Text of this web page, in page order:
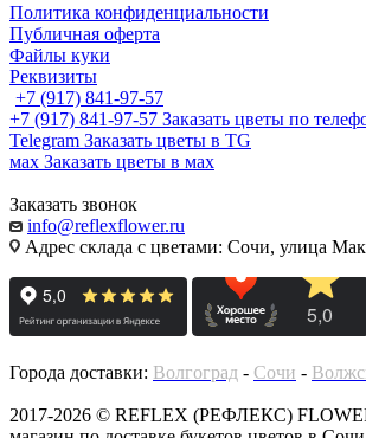
Политика конфиденциальности
Публичная оферта
Файлы куки
Реквизиты
+7 (917) 841-97-57
+7 (917) 841-97-57 Заказать цветы по
Telegram Заказать цветы в TG
мах Заказать цветы в мах
Заказать звонок
info@reflexflower.ru
Адрес склада с цветами: Сочи, улица
Города доставки: Волгоград - Сочи -
2017-2026 © REFLEX (РЕФЛЕКС)